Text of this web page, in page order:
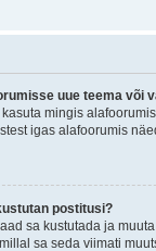
uue teema või
mingis
igas alafoorumis
postitusi?
sa kustutada ja
sa seda viimati